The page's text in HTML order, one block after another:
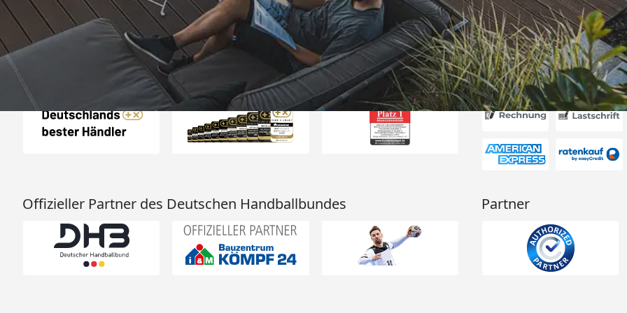
25.961 Bewertungen
Auszeichnungen Akzeptierte
Offizieller Partner des Deutschen Handballbundes Partner